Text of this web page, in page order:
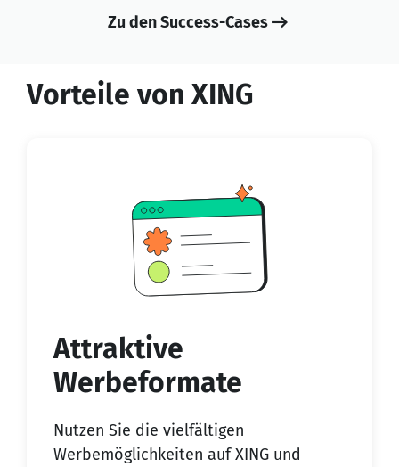
Zu den Success-Cases
Vorteile von XING
Attraktive
Werbeformate
Nutzen Sie die vielfältigen
Werbemöglichkeiten auf XING und